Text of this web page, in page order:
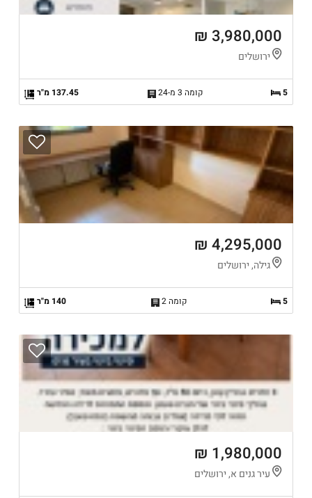
3,980,000 ₪
ירושלים
5 קומה 3 מ-24 137.45 מ"ר
4,295,000 ₪
גילה, ירושלים
5 קומה 2 140 מ"ר
1,980,000 ₪
עיר גנים א, ירושלים